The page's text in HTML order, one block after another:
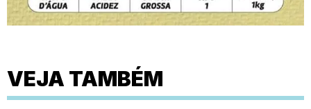
VEJA TAMBÉM